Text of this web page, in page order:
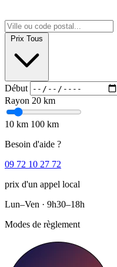
Prix Tous
Début
Rayon 20 km
10 km 100 km
Besoin d'aide ?
09 72 10 27 72
prix d'un appel local
Lun–Ven · 9h30–18h
Modes de règlement